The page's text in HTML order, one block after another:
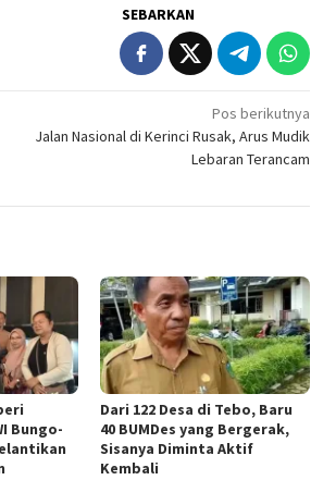
SEBARKAN
Pos berikutnya
Jalan Nasional di Kerinci Rusak, Arus Mudik
Lebaran Terancam
Bungo-
Dari 122 Desa di Tebo, Baru
40 BUMDes yang Bergerak,
Sisanya Diminta Aktif
Kembali